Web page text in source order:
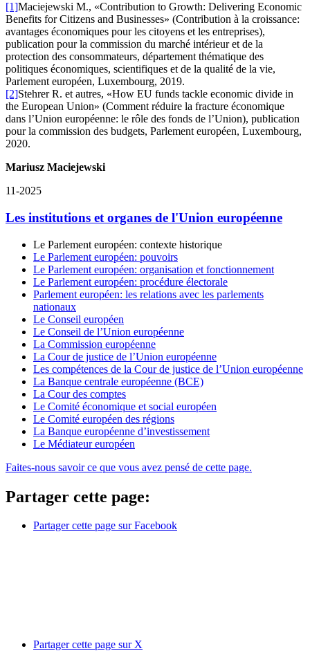
[1]Maciejewski M., «Contribution to Growth: Delivering Economic
Benefits for Citizens and Businesses» (Contribution à la croissance:
avantages économiques pour les citoyens et les entreprises),
publication pour la commission du marché intérieur et de la
protection des consommateurs, département thématique des
politiques économiques, scientifiques et de la qualité de la vie,
Parlement européen, Luxembourg, 2019.
[2]Stehrer R. et autres, «How EU funds tackle economic divide in
the European Union» (Comment réduire la fracture économique
dans l’Union européenne: le rôle des fonds de l’Union), publication
pour la commission des budgets, Parlement européen, Luxembourg,
2020.
Mariusz Maciejewski
11-2025
Les institutions et organes de l'Union européenne
Le Parlement européen: contexte historique
Le Parlement européen: pouvoirs
Le Parlement européen: organisation et fonctionnement
Le Parlement européen: procédure électorale
Parlement européen: les relations avec les parlements
nationaux
Le Conseil européen
Le Conseil de l’Union européenne
La Commission européenne
La Cour de justice de l’Union européenne
Les compétences de la Cour de justice de l’Union européenne
La Banque centrale européenne (BCE)
La Cour des comptes
Le Comité économique et social européen
Le Comité européen des régions
La Banque européenne d’investissement
Le Médiateur européen
Faites-nous savoir ce que vous avez pensé de cette page.
Partager cette page:
Partager cette page sur Facebook
Partager cette page sur X